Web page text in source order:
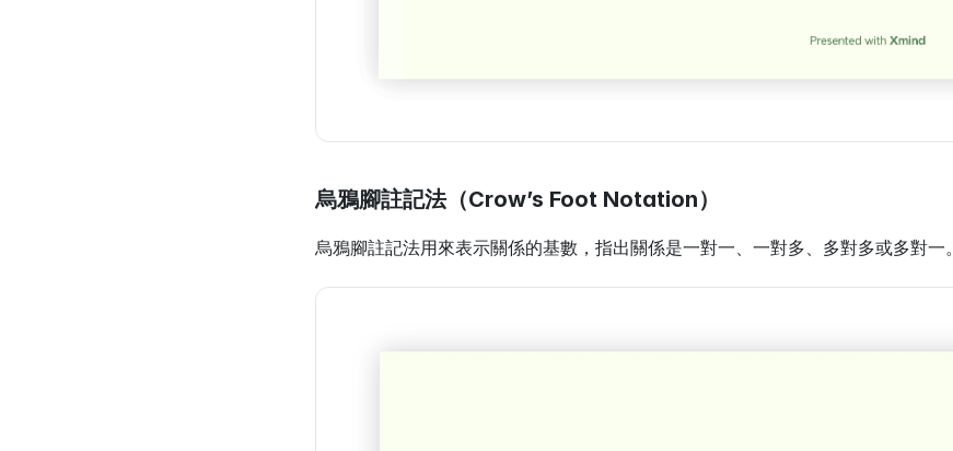
烏鴉腳註記法（Crow’s Foot Notation）
烏鴉腳註記法用來表示關係的基數，指出關係是一對一、一對多、多對多或多對一。